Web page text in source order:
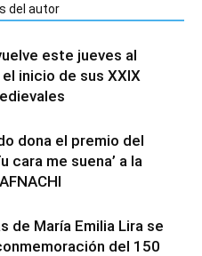
del autor
este jueves al
inicio de sus XXIX
dona el premio del
cara me suena’ a la
de María Emilia Lira se
del 150